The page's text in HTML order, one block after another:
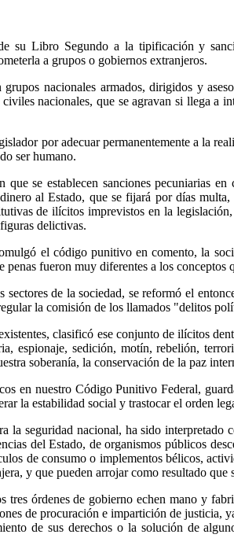
su Libro Segundo a la tipificación y
a grupos o gobiernos extranjeros.
nacionales armados, dirigidos y
nacionales, que se agravan si llega
por adecuar permanentemente a la
ser humano.
se establecen sanciones pecuniarias
al Estado, que se fijará por días
de ilícitos imprevistos en la
delictivas.
el código punitivo en comento, la
fueron muy diferentes a los conceptos
de la sociedad, se reformó el
la comisión de los llamados "delitos
clasificó ese conjunto de ilícitos
espionaje, sedición, motín, rebelión,
soberanía, la conservación de la paz
en nuestro Código Punitivo Federal,
la estabilidad social y trastocar el orden
la seguridad nacional, ha sido
del Estado, de organismos públicos
de consumo o implementos bélicos,
y que pueden arrojar como resultado
órdenes de gobierno echen mano y
de procuración e impartición de
de sus derechos o la solución de